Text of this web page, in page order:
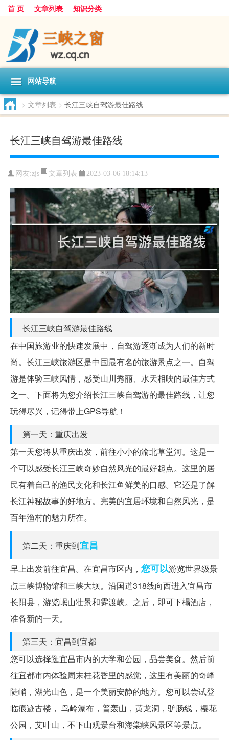
首 页 文章列表 知识分类
网站导航
> 文章列表 > 长江三峡自驾游最佳路线
长江三峡自驾游最佳路线
网友:zjs 文章列表 2023-03-06 18:14:13
长江三峡自驾游最佳路线
在中国旅游业的快速发展中，自驾游逐渐成为人们的新时
尚。长江三峡旅游区是中国最有名的旅游景点之一。自驾
游是体验三峡风情，感受山川秀丽、水天相映的最佳方式
之一。下面将为您介绍长江三峡自驾游的最佳路线，让您
玩得尽兴，记得带上GPS导航！
第一天：重庆出发
第一天您将从重庆出发，前往小小的渝北草堂河。这是一
个可以感受长江三峡奇妙自然风光的最好起点。这里的居
民有着自己的渔民文化和长江鱼鲜美的口感。它还是了解
长江神秘故事的好地方。完美的宜居环境和自然风光，是
百年渔村的魅力所在。
第二天：重庆到宜昌
早上出发前往宜昌。在宜昌市区内， 您可以游览世界级景
点三峡博物馆和三峡大坝。沿国道318线向西进入宜昌市
长阳县，游览岷山壮景和雾渡峡。之后，即可下榻酒店，
准备新的一天。
第三天：宜昌到宜都
您可以选择逛宜昌市内的大学和公园，品尝美食。然后前
往宜都市内体验周末桂花香里的感觉，这里有美丽的奇峰
陡峭，湖光山色，是一个美丽安静的地方。您可以尝试登
临痕迹古楼， 鸟岭瀑布，普轰山，黄龙洞，驴肠线，樱花
公园，艾叶山，不下山观景台和海棠峡风景区等景点。